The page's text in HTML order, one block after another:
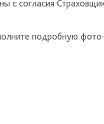
с согласия
подробную